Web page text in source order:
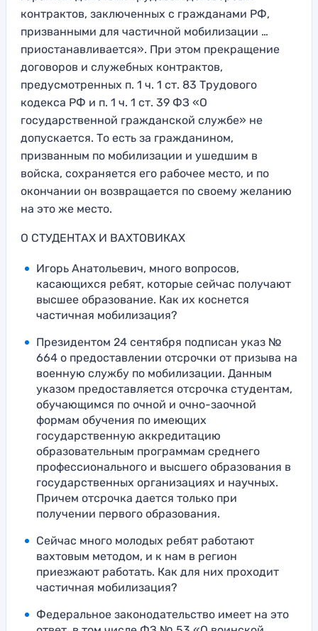
контрактов, заключенных с гражданами РФ,
призванными для частичной мобилизации …
приостанавливается». При этом прекращение
договоров и служебных контрактов,
предусмотренных п. 1 ч. 1 ст. 83 Трудового
кодекса РФ и п. 1 ч. 1 ст. 39 ФЗ «О
государственной гражданской службе» не
допускается. То есть за гражданином,
призванным по мобилизации и ушедшим в
войска, сохраняется его рабочее место, и по
окончании он возвращается по своему желанию
на это же место.
О СТУДЕНТАХ И ВАХТОВИКАХ
Игорь Анатольевич, много вопросов,
касающихся ребят, которые сейчас получают
высшее образование. Как их коснется
частичная мобилизация?
Президентом 24 сентября подписан указ №
664 о предоставлении отсрочки от призыва на
военную службу по мобилизации. Данным
указом предоставляется отсрочка студентам,
обучающимся по очной и очно-заочной
формам обучения по имеющих
государственную аккредитацию
образовательным программам среднего
профессионального и высшего образования в
государственных организациях и научных.
Причем отсрочка дается только при
получении первого образования.
Сейчас много молодых ребят работают
вахтовым методом, и к нам в регион
приезжают работать. Как для них проходит
частичная мобилизация?
Федеральное законодательство имеет на это